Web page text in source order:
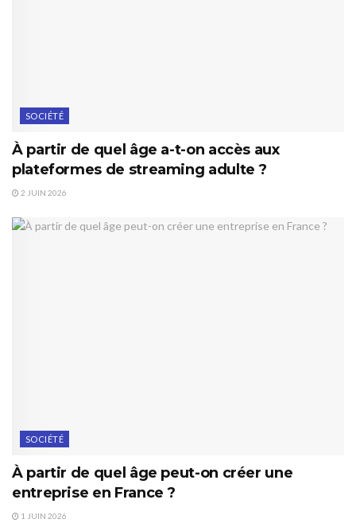
SOCIÉTÉ
À partir de quel âge a-t-on accès aux
plateformes de streaming adulte ?
2 JUIN 2026
SOCIÉTÉ
À partir de quel âge peut-on créer une
entreprise en France ?
1 JUIN 2026